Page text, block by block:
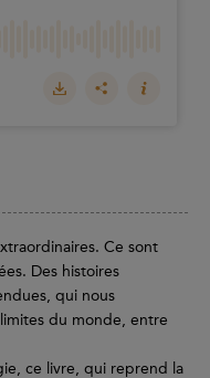
Ce sont
Des histoires
qui nous
du monde, entre
ce livre, qui reprend la